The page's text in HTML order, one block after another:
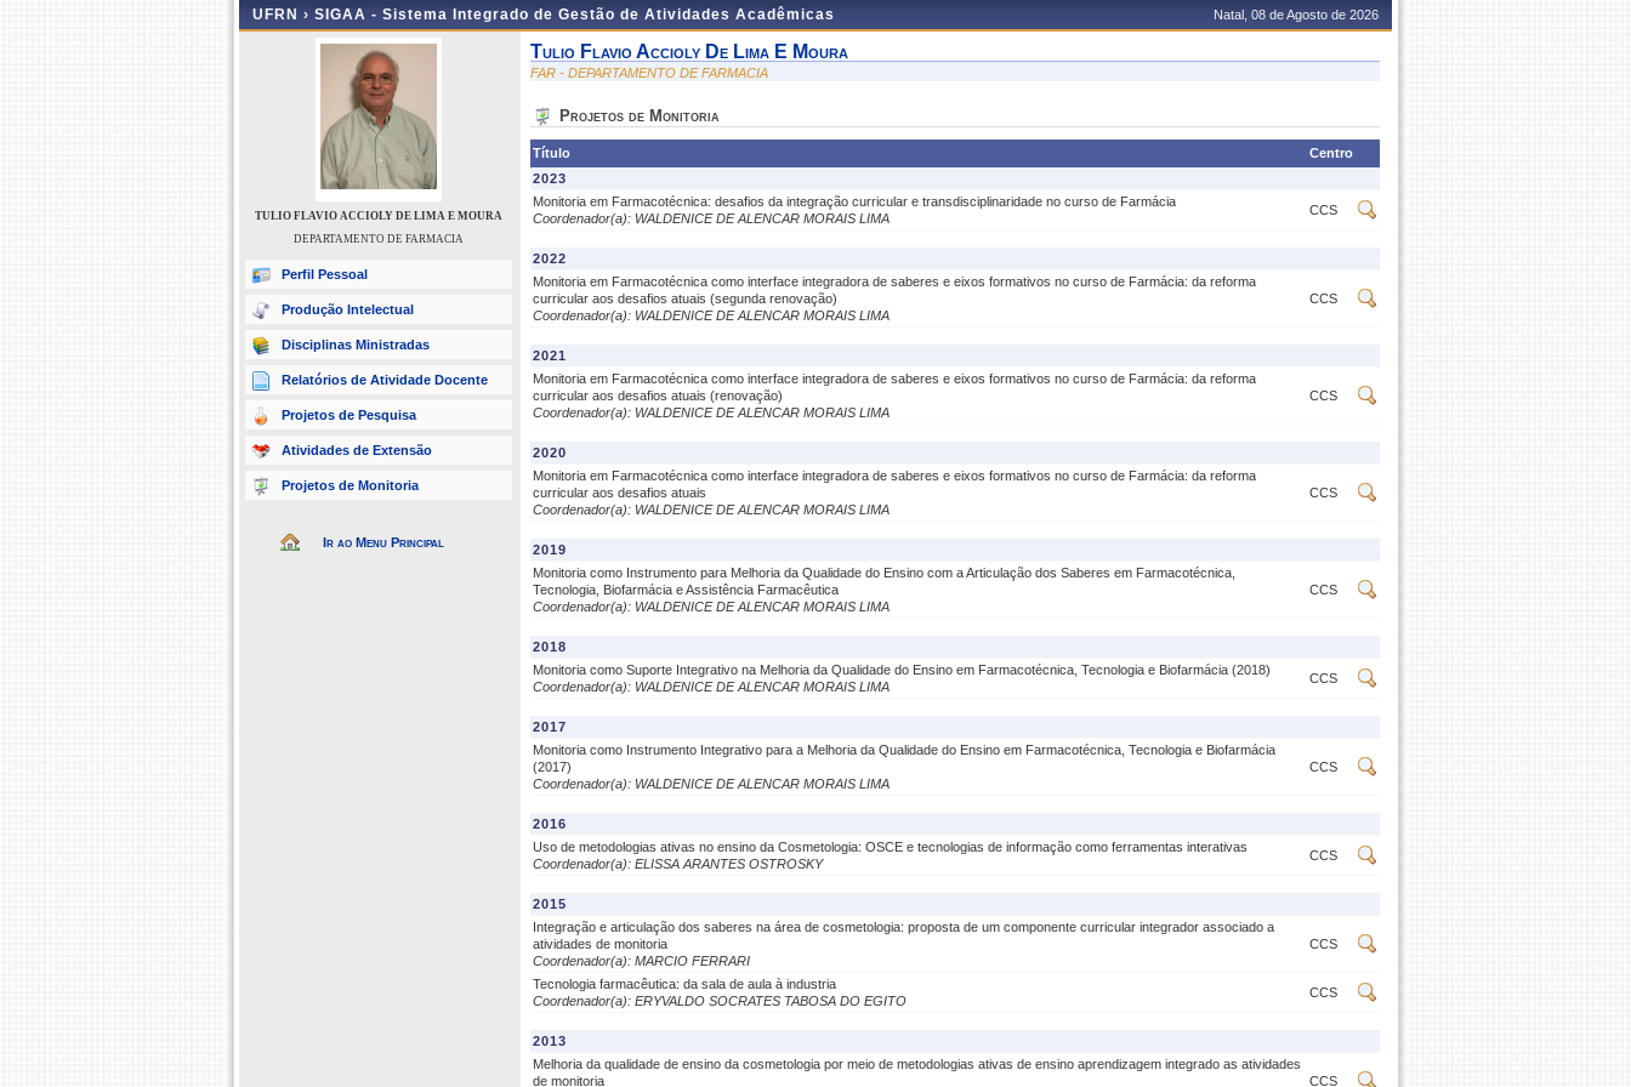
UFRN › SIGAA - Sistema Integrado de Gestão de Atividades Acadêmicas Natal, 08 de Agosto de 2026
TULIO FLAVIO ACCIOLY DE LIMA E MOURA
DEPARTAMENTO DE FARMACIA
Perfil Pessoal
Produção Intelectual
Disciplinas Ministradas
Relatórios de Atividade Docente
Projetos de Pesquisa
Atividades de Extensão
Projetos de Monitoria
Ir ao Menu Principal
Tulio Flavio Accioly De Lima E Moura
FAR - DEPARTAMENTO DE FARMACIA
Projetos de Monitoria
Título
Centro
2023
Monitoria em Farmacotécnica: desafios da integração curricular e transdisciplinaridade no curso de Farmácia
Coordenador(a): WALDENICE DE ALENCAR MORAIS LIMA
CCS
2022
Monitoria em Farmacotécnica como interface integradora de saberes e eixos formativos no curso de Farmácia: da reforma
curricular aos desafios atuais (segunda renovação)
Coordenador(a): WALDENICE DE ALENCAR MORAIS LIMA
CCS
2021
Monitoria em Farmacotécnica como interface integradora de saberes e eixos formativos no curso de Farmácia: da reforma
curricular aos desafios atuais (renovação)
Coordenador(a): WALDENICE DE ALENCAR MORAIS LIMA
CCS
2020
Monitoria em Farmacotécnica como interface integradora de saberes e eixos formativos no curso de Farmácia: da reforma
curricular aos desafios atuais
Coordenador(a): WALDENICE DE ALENCAR MORAIS LIMA
CCS
2019
Monitoria como Instrumento para Melhoria da Qualidade do Ensino com a Articulação dos Saberes em Farmacotécnica,
Tecnologia, Biofarmácia e Assistência Farmacêutica
Coordenador(a): WALDENICE DE ALENCAR MORAIS LIMA
CCS
2018
Monitoria como Suporte Integrativo na Melhoria da Qualidade do Ensino em Farmacotécnica, Tecnologia e Biofarmácia (2018)
Coordenador(a): WALDENICE DE ALENCAR MORAIS LIMA
CCS
2017
Monitoria como Instrumento Integrativo para a Melhoria da Qualidade do Ensino em Farmacotécnica, Tecnologia e Biofarmácia
(2017)
Coordenador(a): WALDENICE DE ALENCAR MORAIS LIMA
CCS
2016
Uso de metodologias ativas no ensino da Cosmetologia: OSCE e tecnologias de informação como ferramentas interativas
Coordenador(a): ELISSA ARANTES OSTROSKY
CCS
2015
Integração e articulação dos saberes na área de cosmetologia: proposta de um componente curricular integrador associado a
atividades de monitoria
Coordenador(a): MARCIO FERRARI
CCS
Tecnologia farmacêutica: da sala de aula à industria
Coordenador(a): ERYVALDO SOCRATES TABOSA DO EGITO
CCS
2013
Melhoria da qualidade de ensino da cosmetologia por meio de metodologias ativas de ensino aprendizagem integrado as atividades
de monitoria
CCS